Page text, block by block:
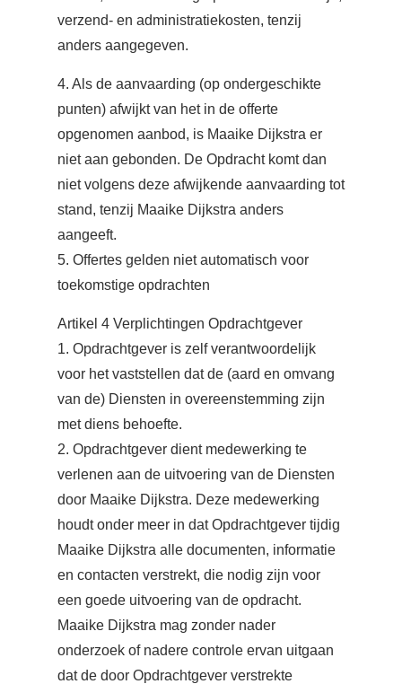
verzend- en administratiekosten, tenzij
anders aangegeven.
4. Als de aanvaarding (op ondergeschikte
punten) afwijkt van het in de offerte
opgenomen aanbod, is Maaike Dijkstra er
niet aan gebonden. De Opdracht komt dan
niet volgens deze afwijkende aanvaarding tot
stand, tenzij Maaike Dijkstra anders
aangeeft.
5. Offertes gelden niet automatisch voor
toekomstige opdrachten
Artikel 4 Verplichtingen Opdrachtgever
1. Opdrachtgever is zelf verantwoordelijk
voor het vaststellen dat de (aard en omvang
van de) Diensten in overeenstemming zijn
met diens behoefte.
2. Opdrachtgever dient medewerking te
verlenen aan de uitvoering van de Diensten
door Maaike Dijkstra. Deze medewerking
houdt onder meer in dat Opdrachtgever tijdig
Maaike Dijkstra alle documenten, informatie
en contacten verstrekt, die nodig zijn voor
een goede uitvoering van de opdracht.
Maaike Dijkstra mag zonder nader
onderzoek of nadere controle ervan uitgaan
dat de door Opdrachtgever verstrekte